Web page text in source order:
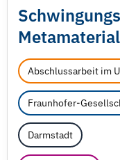
Abschlussarbeit im
Darmstadt